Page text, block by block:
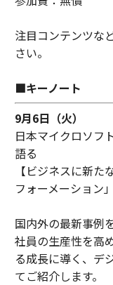
注目コンテンツな
さい。
■キーノート
9月6日（火）
日本マイクロソフ
語る
【ビジネスに新
フォーメーション」
国内外の最新事例
社員の生産性を高
る成長に導く、デ
てご紹介します。